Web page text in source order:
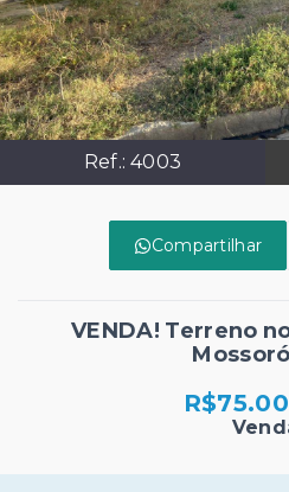
Ref.: 4003
Compartilhar
VENDA! Terreno